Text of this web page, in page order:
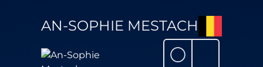
AN-SOPHIE MESTACH
⚪